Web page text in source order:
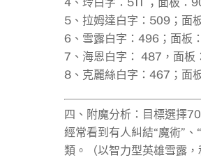
5、拉姆達白字：509；面
6、雪露白字：496；面板
7、海恩白字： 487，面板
8、克麗絲白字：467；面
四、附魔分析：目標選擇
經常看到有人糾結“魔術”
類。（以智力型英雄雪露